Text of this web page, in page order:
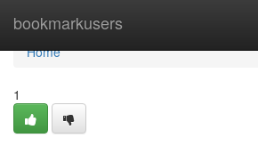
bookmarkusers
Home
Home
1